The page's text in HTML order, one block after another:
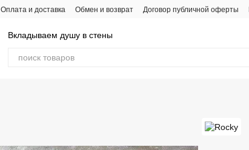
Оплата и доставка Обмен и возврат Договор публичной оферты
Вкладываем душу в стены